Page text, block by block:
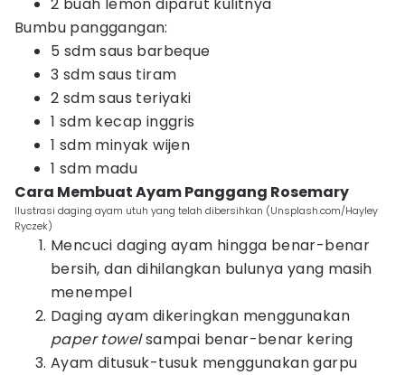
Bumbu panggangan:
5 sdm saus barbeque
3 sdm saus tiram
2 sdm saus teriyaki
1 sdm kecap inggris
1 sdm minyak wijen
1 sdm madu
Cara Membuat Ayam Panggang Rosemary
Ilustrasi daging ayam utuh yang telah dibersihkan (Unsplash.com/Hayley
Ryczek)
Mencuci daging ayam hingga benar-benar
bersih, dan dihilangkan bulunya yang masih
menempel
Daging ayam dikeringkan menggunakan
paper towelsampai benar-benar kering
Ayam ditusuk-tusuk menggunakan garpu